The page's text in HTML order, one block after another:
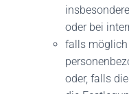
oder bei
falls möglich
oder, falls